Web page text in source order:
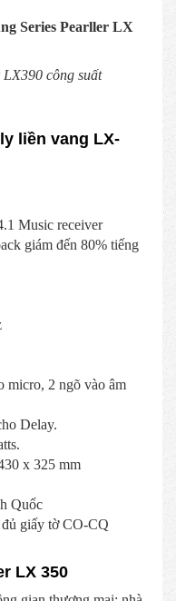
Series Pearller LX
công suất
liền vang LX-
Music receiver
giám đến 80% tiếng
micro, 2 ngõ vào âm
Delay.
x 325 mm
Quốc
giấy tờ CO-CQ
LX 350